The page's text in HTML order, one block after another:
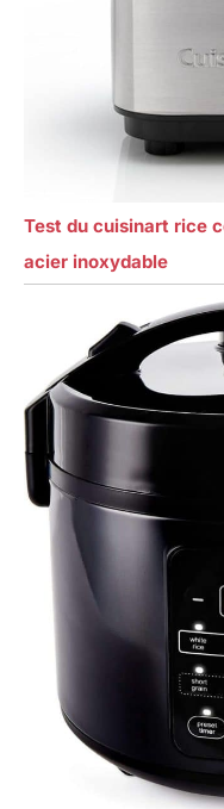
Test du cuisinart rice
acier inoxydable